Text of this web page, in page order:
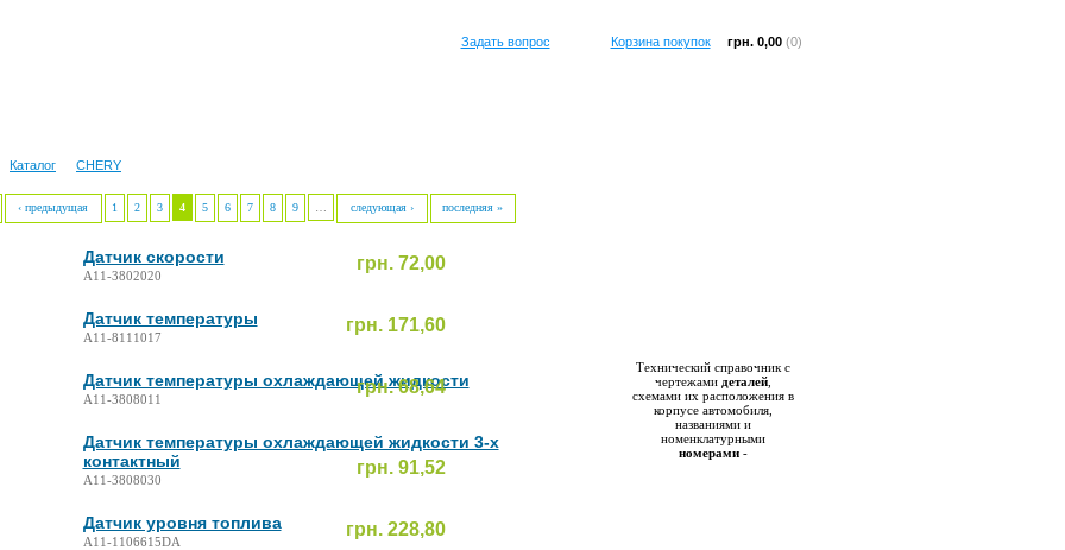
Корзина покупок грн. 0,00(0)
Задать вопрос
Каталог CHERY
Технический справочник с
чертежами деталей,
схемами их расположения в
корпусе автомобиля,
названиями и
номенклатурными
номерами-
‹ предыдущая 1 2 3 4 5 6 7 8 9 следующая › последняя »
Датчик скорости грн. 72,00
A11-3802020
Датчик температуры грн. 171,60
A11-8111017
Датчик температуры охлаждающей жидкости
грн. 68,64
A11-3808011
Датчик температуры охлаждающей жидкости 3-х
контактный
грн. 91,52
A11-3808030
Датчик уровня топлива грн. 228,80
A11-1106615DA